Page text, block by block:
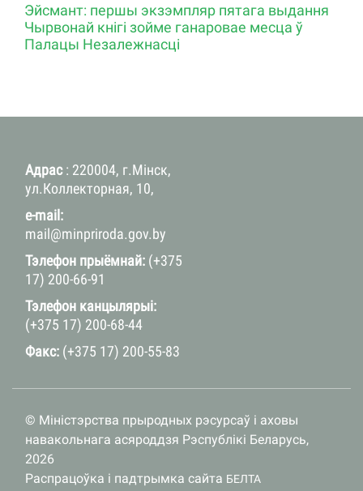
Эйсмант: першы экзэмпляр пятага выдання
Чырвонай кнігі зойме ганаровае месца ў
Палацы Незалежнасці
Адрас: 220004, г.Мінск,
ул.Коллекторная, 10,
e-mail:
mail@minpriroda.gov.by
Тэлефон прыёмнай: (+375
17) 200-66-91
Тэлефон канцылярыі:
(+375 17) 200-68-44
Факс: (+375 17) 200-55-83
© Міністэрства прыродных рэсурсаў і аховы
навакольнага асяроддзя Рэспублікі Беларусь,
2026
Распрацоўка і падтрымка сайта БЕЛТА